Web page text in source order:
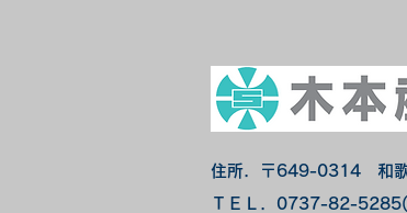
住所．〒649-0314​ 和歌
ＴＥＬ．0737-82-